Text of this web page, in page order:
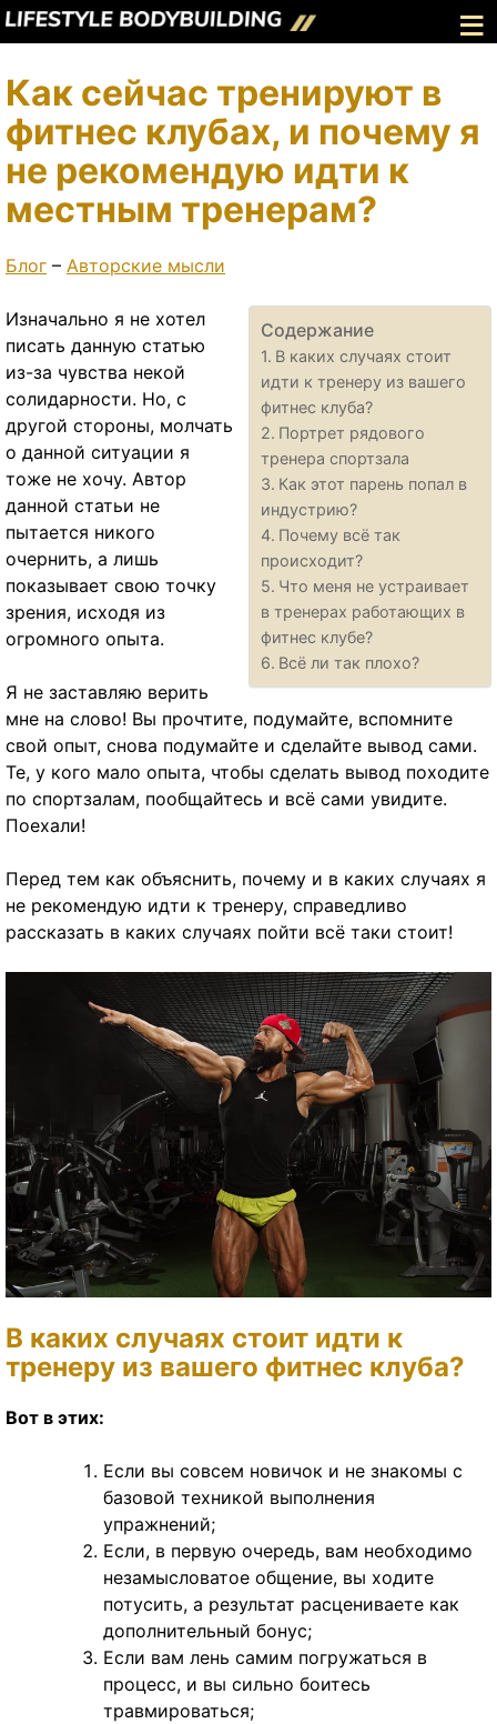
≡
Как сейчас тренируют в
фитнес клубах, и почему я
не рекомендую идти к
местным тренерам?
Блог – Авторские мысли
Содержание
В каких случаях стоит
идти к тренеру из вашего
фитнес клуба?
Портрет рядового
тренера спортзала
Как этот парень попал в
индустрию?
Почему всё так
происходит?
Что меня не устраивает
в тренерах работающих в
фитнес клубе?
Всё ли так плохо?
Изначально я не хотел
писать данную статью
из-за чувства некой
солидарности. Но, с
другой стороны, молчать
о данной ситуации я
тоже не хочу. Автор
данной статьи не
пытается никого
очернить, а лишь
показывает свою точку
зрения, исходя из
огромного опыта.
Я не заставляю верить
мне на слово! Вы прочтите, подумайте, вспомните
свой опыт, снова подумайте и сделайте вывод сами.
Те, у кого мало опыта, чтобы сделать вывод походите
по спортзалам, пообщайтесь и всё сами увидите.
Поехали!
Перед тем как объяснить, почему и в каких случаях я
не рекомендую идти к тренеру, справедливо
рассказать в каких случаях пойти всё таки стоит!
В каких случаях стоит идти к
тренеру из вашего фитнес клуба?
Вот в этих:
Если вы совсем новичок и не знакомы с
базовой техникой выполнения
упражнений;
Если, в первую очередь, вам необходимо
незамысловатое общение, вы ходите
потусить, а результат расцениваете как
дополнительный бонус;
Если вам лень самим погружаться в
процесс, и вы сильно боитесь
травмироваться;